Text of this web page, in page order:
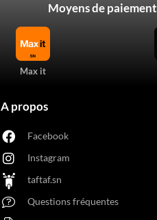
Moyens de paiement
Max it
A propos
Facebook
Instagram
taftaf.sn
Questions fréquentes